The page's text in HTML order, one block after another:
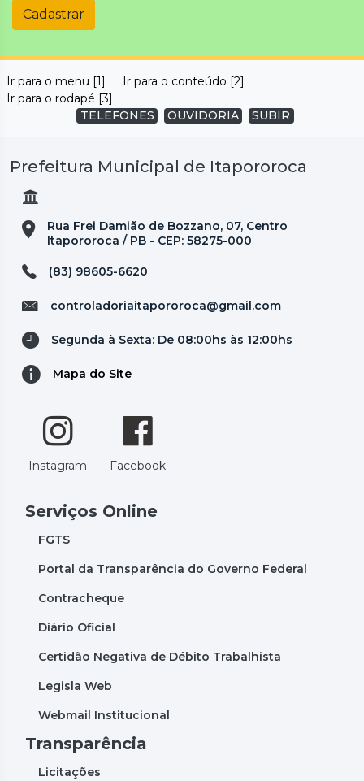
Cadastrar
Ir para o menu [1]
Ir para o conteúdo [2]
Ir para o rodapé [3]
TELEFONES
OUVIDORIA SUBIR
Prefeitura Municipal de Itapororoca
Rua Frei Damião de Bozzano, 07, Centro
Itapororoca / PB - CEP: 58275-000
(83) 98605-6620
controladoriaitapororoca@gmail.com
Segunda à Sexta: De 08:00hs às 12:00hs
Mapa do Site
Instagram Facebook
Serviços Online
FGTS
Portal da Transparência do Governo Federal
Contracheque
Diário Oficial
Certidão Negativa de Débito Trabalhista
Legisla Web
Webmail Institucional
Transparência
Licitações